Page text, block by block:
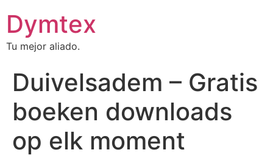
Dymtex
Tu mejor aliado.
Duivelsadem – Gratis
boeken downloads
op elk moment